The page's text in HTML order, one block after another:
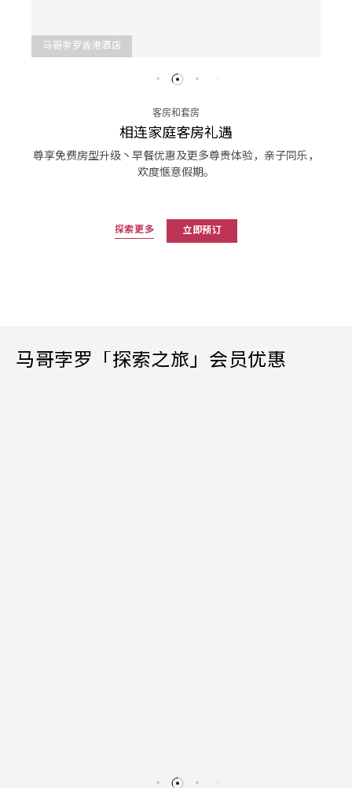
马哥孛罗香港酒店
客房和套房
相连家庭客房礼遇
尊享免费房型升级丶早餐优惠及更多尊贵体验，亲子同乐，
欢度惬意假期。
探索更多 立即预订
马哥孛罗「探索之旅」会员优惠